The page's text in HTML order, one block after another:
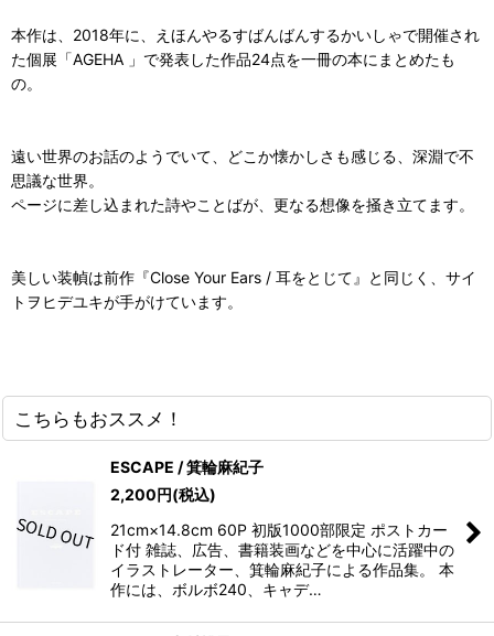
本作は、2018年に、えほんやるすばんばんするかいしゃで開催され
た個展「AGEHA 」で発表した作品24点を一冊の本にまとめたも
の。
遠い世界のお話のようでいて、どこか懐かしさも感じる、深淵で不
思議な世界。
ページに差し込まれた詩やことばが、更なる想像を掻き立てます。
美しい装幀は前作『Close Your Ears / 耳をとじて』と同じく、サイ
トヲヒデユキが手がけています。
こちらもおススメ！
ESCAPE / 箕輪麻紀子
2,200円(税込)
21cm×14.8cm 60P 初版1000部限定 ポストカー
ド付 雑誌、広告、書籍装画などを中心に活躍中の
イラストレーター、箕輪麻紀子による作品集。 本
作には、ボルボ240、キャデ…